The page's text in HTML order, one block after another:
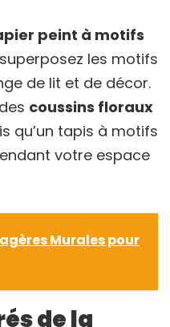
peint à motifs
les motifs
de lit et de décor.
coussins floraux
qu’un tapis à motifs
votre espace
Murales pour
de la